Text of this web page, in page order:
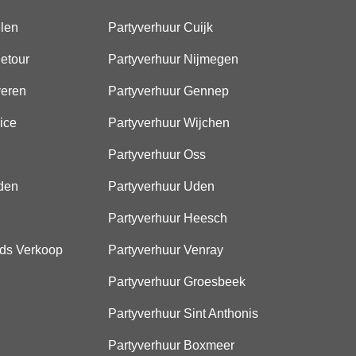
Verkoop
Partyverhuur Cuijk
Partyverhuur Nijmegen
Partyverhuur Gennep
Partyverhuur Wijchen
Partyverhuur Oss
Partyverhuur Uden
Partyverhuur Heesch
Partyverhuur Venray
Partyverhuur Groesbeek
Partyverhuur Sint Anthonis
Partyverhuur Boxmeer